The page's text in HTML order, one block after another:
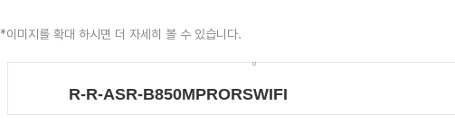
*이미지를 확대 하시면 더 자세히 볼 수 있습니다.